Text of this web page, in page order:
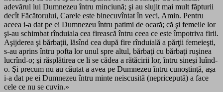
adevărul lui Dumnezeu întru minciună; şi au slujit mai mult făpturii
decît Făcătorului, Carele este binecuvîntat în veci, Amin. Pentru
aceea i-a dat pe ei Dumnezeu întru patimi de ocară; că şi femeile lor
şi-au schimbat rînduiala cea firească întru ceea ce este împotriva firii.
Aşijderea şi bărbaţii, lăsînd cea după fire rînduială a părţii femeieşti,
s-au aprins întru pofta lor unul spre altul, bărbaţi cu bărbaţi ruşinea
lucrînd-o; şi răsplătirea ce li se cădea a rătăcirii lor, întru sineşi luînd-
o. Şi precum nu au căutat a avea pe Dumnezeu întru cunoştinţă, aşa
i-a dat pe ei Dumnezeu întru minte neiscusită (nepricepută) a face
cele ce nu se cuvin.»